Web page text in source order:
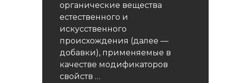
органические вещества
естественного и
искусственного
происхождения (далее —
добавки), применяемые в
качестве модификаторов
свойств …